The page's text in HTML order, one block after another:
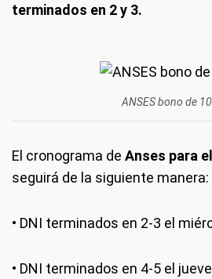
terminados en 2 y 3.
ANSES bono de
El cronograma de Anses para
seguirá de la siguiente manera:
• DNI terminados en 2-3 el
• DNI terminados en 4-5 el